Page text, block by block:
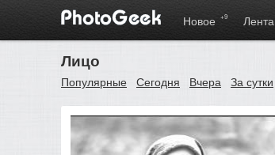
Новое +9 Лента
Лицо
Популярные Сегодня Вчера За сутки